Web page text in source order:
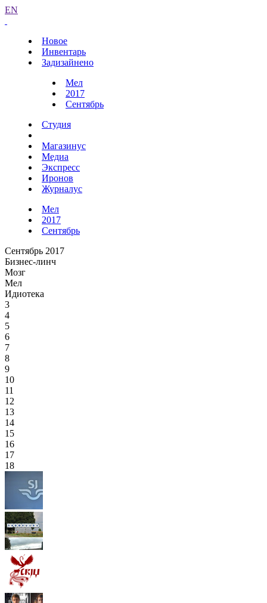
EN
Новое
Инвентарь
Задизайнено
Мел
2017
Сентябрь
Студия
Магазинус
Медиа
Экспресс
Иронов
Журналус
Мел
2017
Сентябрь
Сентябрь 2017
Бизнес-линч
Мозг
Мел
Идиотека
3
4
5
6
7
8
9
10
11
12
13
14
15
16
17
18